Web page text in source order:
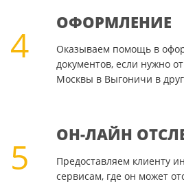
4
ОФОРМЛЕНИЕ
Оказываем помощь в
документов, если нужно
Москвы в Выгоничи в
5
ОН-ЛАЙН
Предоставляем клиенту
сервисам, где он может